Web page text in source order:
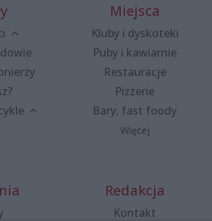
Miejsca
Kluby i dyskoteki
Puby i kawiarnie
Restauracje
Pizzerie
Bary, fast foody
Więcej
Redakcja
Kontakt